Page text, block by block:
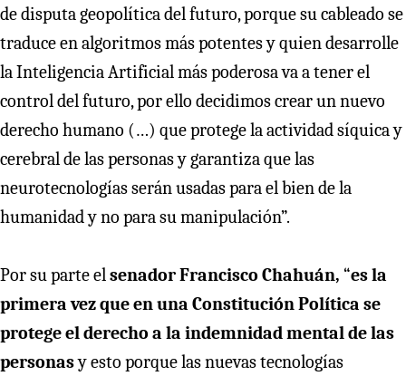
de disputa geopolítica del futuro, porque su cableado se
traduce en algoritmos más potentes y quien desarrolle
la Inteligencia Artificial más poderosa va a tener el
control del futuro, por ello decidimos crear un nuevo
derecho humano (…) que protege la actividad síquica y
cerebral de las personas y garantiza que las
neurotecnologías serán usadas para el bien de la
humanidad y no para su manipulación”.
Por su parte el senadorFrancisco Chahuán, “es la
primera vez que en una Constitución Política se
protege el derecho a la indemnidad mental de las
personasy esto porque las nuevas tecnologías